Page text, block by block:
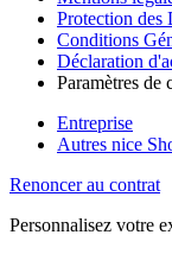
Protection des
Conditions
Déclaration
Paramètres de
Entreprise
Autres nice
Renoncer au contrat
Personnalisez votre